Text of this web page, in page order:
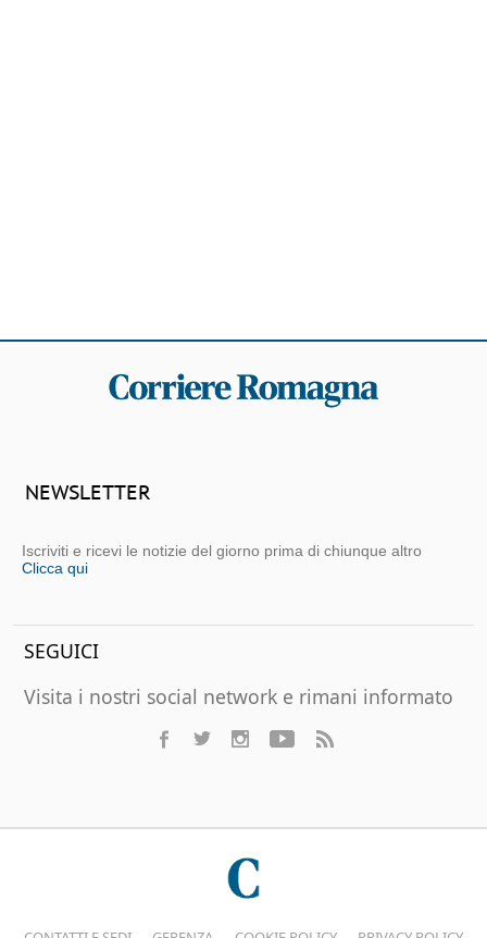
NEWSLETTER
Iscriviti e ricevi le notizie del giorno prima di chiunque altro
Clicca qui
SEGUICI
Visita i nostri social network e rimani informato